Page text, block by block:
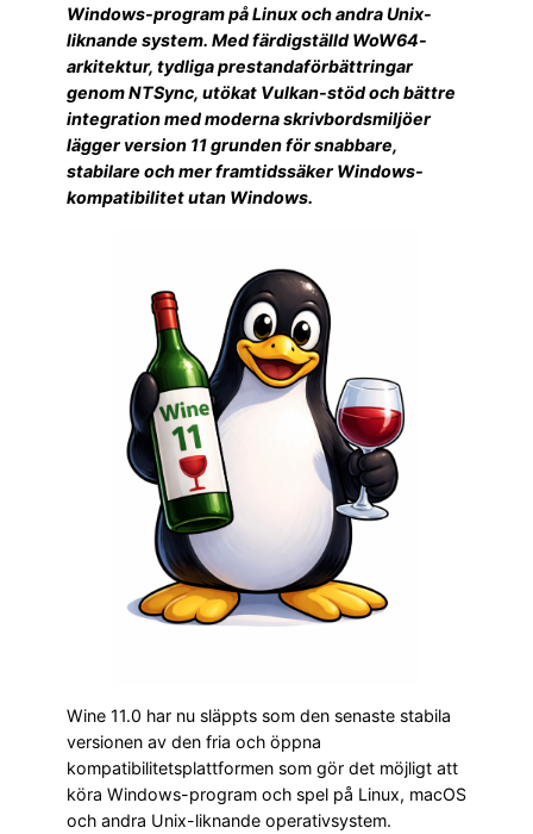
Windows-program på Linux och andra Unix-
liknande system. Med färdigställd WoW64-
arkitektur, tydliga prestandaförbättringar
genom NTSync, utökat Vulkan-stöd och bättre
integration med moderna skrivbordsmiljöer
lägger version 11 grunden för snabbare,
stabilare och mer framtidssäker Windows-
kompatibilitet utan Windows.
Wine 11.0 har nu släppts som den senaste stabila
versionen av den fria och öppna
kompatibilitetsplattformen som gör det möjligt att
köra Windows-program och spel på Linux, macOS
och andra Unix-liknande operativsystem.